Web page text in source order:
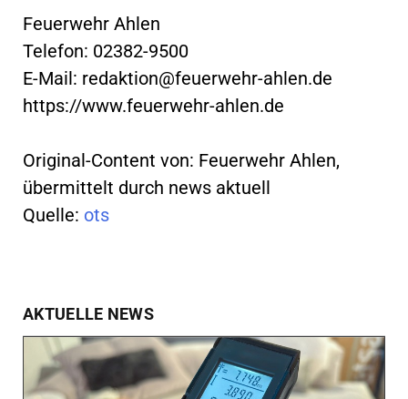
Feuerwehr Ahlen
Telefon: 02382-9500
E-Mail: redaktion@feuerwehr-ahlen.de
https://www.feuerwehr-ahlen.de
Original-Content von: Feuerwehr Ahlen,
übermittelt durch news aktuell
Quelle: ots
AKTUELLE NEWS